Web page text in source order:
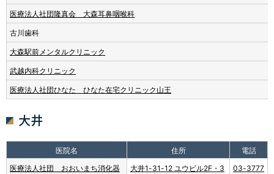
医療法人社団隆真会 大森耳鼻咽喉科
古川歯科
大森駅前メンタルクリニック
武越内科クリニック
医療法人社団ひなた ひなた在宅クリニック山王
大井
医院名 住所
電話
医療法人社団 おおいまち消化器
大井1-31-12 ユウビル2F・3
03-3777